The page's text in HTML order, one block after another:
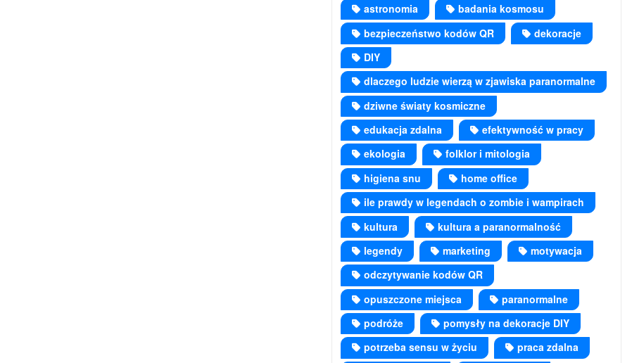
astronomia
badania kosmosu
bezpieczeństwo kodów QR
dekoracje
DIY
dlaczego ludzie wierzą w zjawiska paranormalne
dziwne światy kosmiczne
edukacja zdalna
efektywność w pracy
ekologia
folklor i mitologia
higiena snu
home office
ile prawdy w legendach o zombie i wampirach
kultura
kultura a paranormalność
legendy
marketing
motywacja
odczytywanie kodów QR
opuszczone miejsca
paranormalne
podróże
pomysły na dekoracje DIY
potrzeba sensu w życiu
praca zdalna